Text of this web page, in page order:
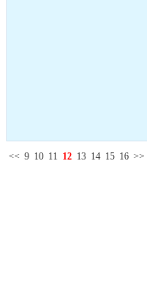
<< 9 10 11 12 13 14 15 16 >>